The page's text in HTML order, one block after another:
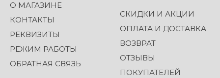
О МАГАЗИНЕ
КОНТАКТЫ
РЕКВИЗИТЫ
РЕЖИМ РАБОТЫ
ОБРАТНАЯ СВЯЗЬ
СКИДКИ И АКЦИИ
ОПЛАТА И ДОСТАВКА
ВОЗВРАТ
ОТЗЫВЫ
ПОКУПАТЕЛЕЙ